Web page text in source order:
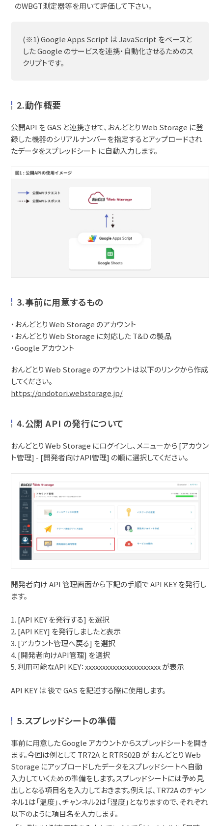
のWBGT測定器等を用いて評価して下さい。
(※1) Google Apps Script は JavaScript をベースと
した Google のサービスを連携・自動化させるためのス
クリプトです。
2.動作概要
公開API を GAS と連携させて、おんどとり Web Storage に登
録した機器のシリアルナンバーを指定するとアップロードされ
たデータをスプレッドシート に自動入力します。
3.事前に用意するもの
・おんどとり Web Storage のアカウント
・おんどとり Web Storage に対応した T&D の製品
・Google アカウント
おんどとり Web Storage のアカウントは以下のリンクから作成
してください。
https://ondotori.webstorage.jp/
4.公開 API の発行について
おんどとり Web Storage にログインし、メニューから [アカウン
ト管理] - [開発者向けAPI管理] の順に選択してください。
開発者向け API 管理画面から下記の手順で API KEY を発行し
ます。
1. [API KEY を発行する] を選択
2. [API KEY] を発行しましたと表示
3. [アカウント管理へ戻る] を選択
4. [開発者向けAPI管理] を選択
5. 利用可能なAPI KEY：xxxxxxxxxxxxxxxxxxxxxx が表示
API KEY は 後で GAS を記述する際に使用します。
5.スプレッドシートの準備
事前に用意した Google アカウントからスプレッドシートを開き
ます。今回は例として TR72A と RTR502B が おんどとり Web
Storage にアップロードしたデータをスプレッドシートへ自動
入力していくための準備をします。スプレッドシートには予め見
出しとなる項目名を入力しておきます。例えば、TR72A のチャン
ネル1は「温度」、チャンネル2は「湿度」となりますので、それぞれ
以下のように項目名を入力します。